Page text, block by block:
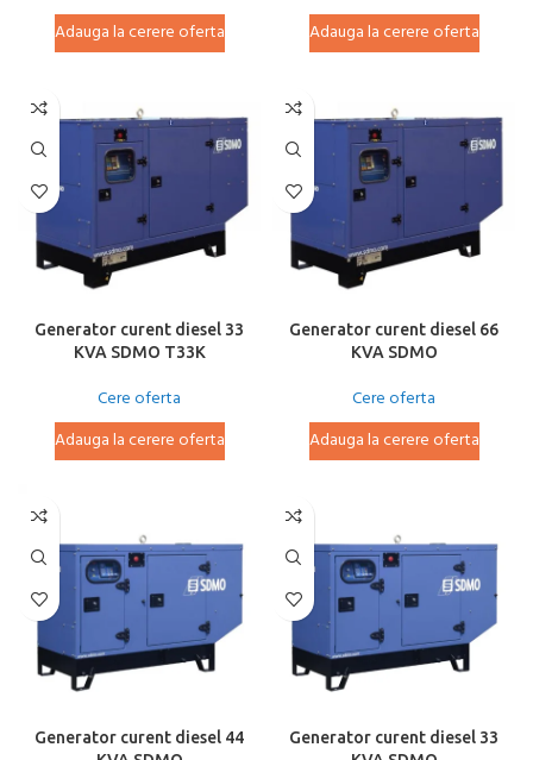
Adauga la cerere oferta
Adauga la cerere oferta
Generator curent diesel 33
KVA SDMO T33K
Cere oferta
Adauga la cerere oferta
Generator curent diesel 66
KVA SDMO
Cere oferta
Adauga la cerere oferta
Generator curent diesel 44
Generator curent diesel 33